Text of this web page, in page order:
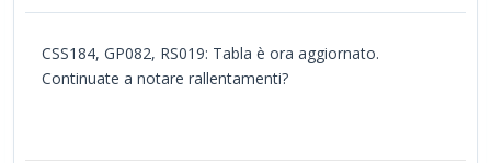
CSS184, GP082, RS019: Tabla è ora aggiornato.
Continuate a notare rallentamenti?